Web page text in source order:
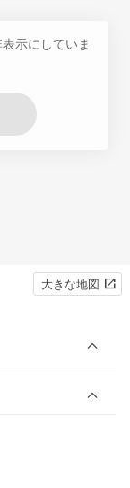
示にしていま
大きな地図